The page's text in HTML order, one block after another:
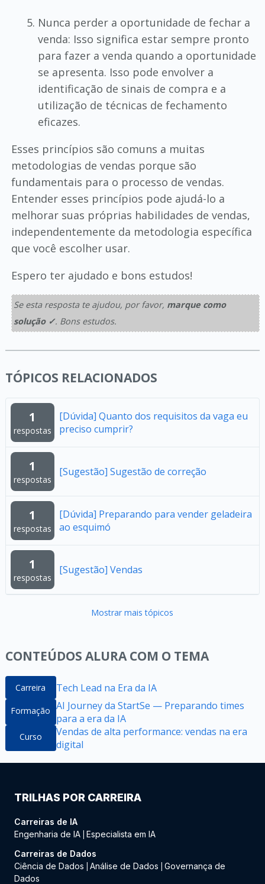
Nunca perder a oportunidade de fechar a
venda: Isso significa estar sempre pronto
para fazer a venda quando a oportunidade
se apresenta. Isso pode envolver a
identificação de sinais de compra e a
utilização de técnicas de fechamento
eficazes.
Esses princípios são comuns a muitas
metodologias de vendas porque são
fundamentais para o processo de vendas.
Entender esses princípios pode ajudá-lo a
melhorar suas próprias habilidades de vendas,
independentemente da metodologia específica
que você escolher usar.
Espero ter ajudado e bons estudos!
Se esta resposta te ajudou, por favor, marque como
solução ✓. Bons estudos.
TÓPICOS RELACIONADOS
1
respostas
[Dúvida] Quanto dos requisitos da vaga eu
preciso cumprir?
1
respostas
[Sugestão] Sugestão de correção
1
respostas
[Dúvida] Preparando para vender geladeira
ao esquimó
1
respostas
[Sugestão] Vendas
Mostrar mais tópicos
CONTEÚDOS ALURA COM O TEMA
Carreira Tech Lead na Era da IA
Formação AI Journey da StartSe — Preparando times
para a era da IA
Curso
Vendas de alta performance: vendas na era
digital
TRILHAS POR CARREIRA
Carreiras de IA
Engenharia de IA Especialista em IA
Carreiras de Dados
Ciência de Dados
Análise de Dados
Governança de
Dados